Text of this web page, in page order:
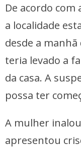
De acordo
a localidade
desde a
teria levado a
da casa. A
possa ter
A mulher
apresentou